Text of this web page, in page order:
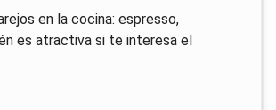
en la cocina: espresso,
es atractiva si te interesa el